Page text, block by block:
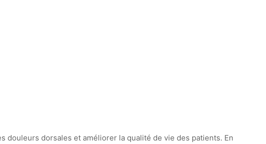
dorsales et améliorer la qualité de vie des patients. En